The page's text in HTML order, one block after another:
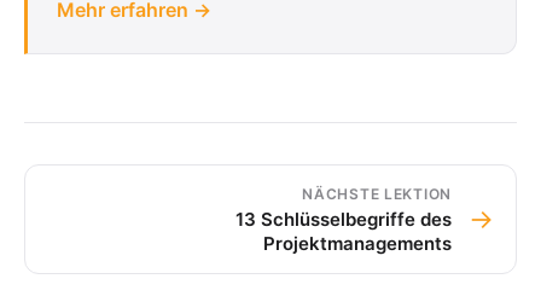
Mehr erfahren →
NÄCHSTE LEKTION
13 Schlüsselbegriffe des
Projektmanagements
→